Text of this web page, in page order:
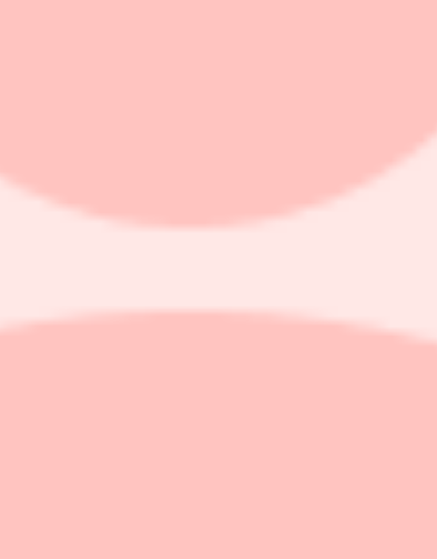
jämfört med samma period året innan.
mot föregående år.
mot föregående år.